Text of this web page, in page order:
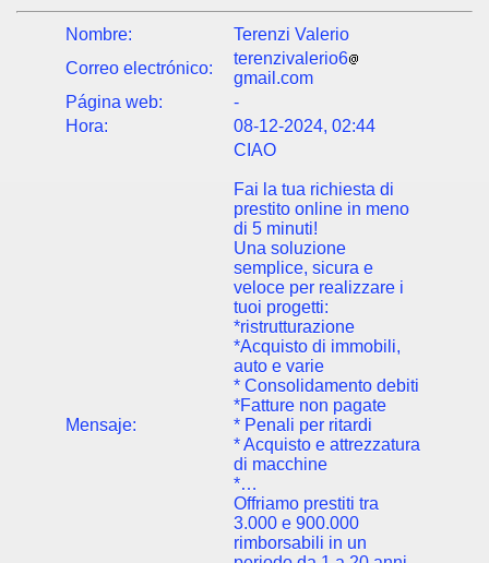
Nombre:
Terenzi Valerio
Correo electrónico:
terenzivalerio6
gmail.com
Página web:
-
Hora:
08-12-2024, 02:44
Mensaje:
CIAO
Fai la tua richiesta di
prestito online in meno
di 5 minuti!
Una soluzione
semplice, sicura e
veloce per realizzare i
tuoi progetti:
*ristrutturazione
*Acquisto di immobili,
auto e varie
* Consolidamento debiti
*Fatture non pagate
* Penali per ritardi
* Acquisto e attrezzatura
di macchine
*…
Offriamo prestiti tra
3.000 e 900.000
rimborsabili in un